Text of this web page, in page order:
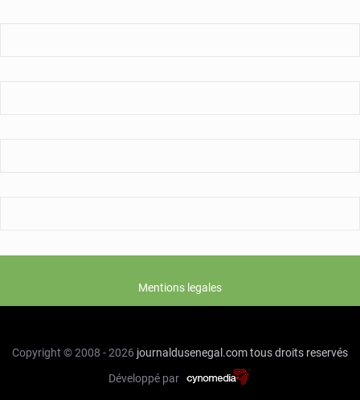
Mentions legales
Copyright © 2008 - 2026 journaldusenegal.comtous droits reservés
Développé par